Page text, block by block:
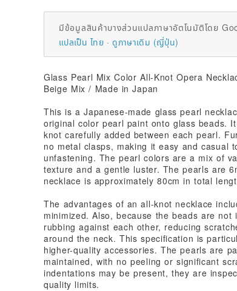
มีข้อมูลสินค้าบางส่วนแปลภาษาอัตโนมัติโดย
แปลเป็น ไทย
ดูภาษาเดิม (ญี่ปุ่น)
Glass Pearl Mix Color All-Knot Opera
Beige Mix / Made in Japan
This is a Japanese-made glass pearl
original color pearl paint onto glass beads.
knot carefully added between each pearl.
no metal clasps, making it easy and casual
unfastening. The pearl colors are a mix of
texture and a gentle luster. The pearls are
necklace is approximately 80cm in total
The advantages of an all-knot necklace
minimized. Also, because the beads are
rubbing against each other, reducing
around the neck. This specification is
higher-quality accessories. The pearls are
maintained, with no peeling or significant
indentations may be present, they are
quality limits.